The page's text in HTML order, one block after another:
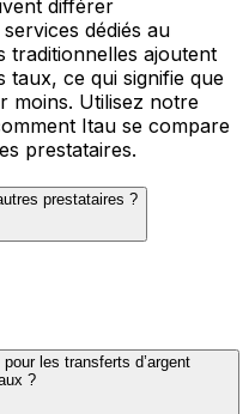
différer
dédiés au
traditionnelles ajoutent
taux, ce qui signifie que
moins. Utilisez notre
Itau se compare
prestataires.
prestataires ?
les transferts d’argent
?